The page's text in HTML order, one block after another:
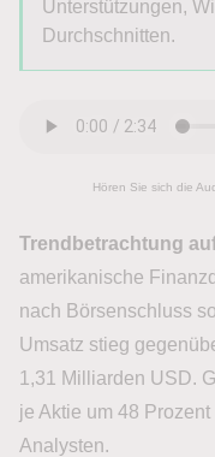
Unterstützungen,
Durchschnitten.
Hören Sie sich die
Trendbetrachtung
amerikanische
nach Börsenschluss
Umsatz stieg
1,31 Milliarden USD.
je Aktie um 48
Analysten.